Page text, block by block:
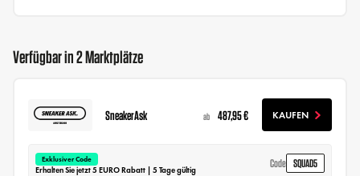
Verfügbar in 2 Marktplätze
SneakerAsk ab 487,95 € KAUFEN
Exklusiver Code
Erhalten Sie jetzt 5 EURO Rabatt | 5 Tage gültig
Code SQUAD5